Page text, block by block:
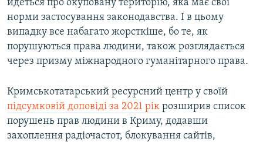
йдеться про окуповану територію, яка має свої
норми застосування законодавства. І в цьому
випадку все набагато жорсткіше, бо те, як
порушуються права людини, також розглядається
через призму міжнародного гуманітарного права.
Кримськотатарський ресурсний центр у своїй
підсумковій доповіді за 2021 рік розширив список
порушень прав людини в Криму, додавши
захоплення радіочастот, блокування сайтів,